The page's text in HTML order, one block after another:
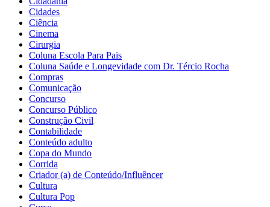
Cidades
Ciência
Cinema
Cirurgia
Coluna Escola Para Pais
Coluna Saúde e Longevidade com Dr. Tércio Rocha
Compras
Comunicação
Concurso
Concurso Público
Construção Civil
Contabilidade
Conteúdo adulto
Copa do Mundo
Corrida
Criador (a) de Conteúdo/Influêncer
Cultura
Cultura Pop